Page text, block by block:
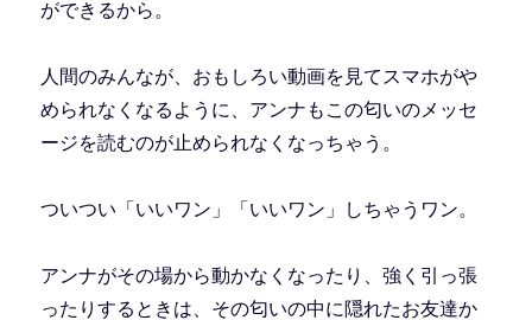
ができるから。
人間のみんなが、おもしろい動画を見てスマホがや
められなくなるように、アンナもこの匂いのメッセ
ージを読むのが止められなくなっちゃう。
ついつい「いいワン」「いいワン」しちゃうワン。
アンナがその場から動かなくなったり、強く引っ張
ったりするときは、その匂いの中に隠れたお友達か